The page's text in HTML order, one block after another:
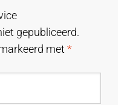
gepubliceerd.
met*